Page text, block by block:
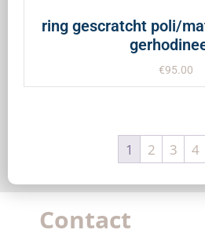
ring gescratcht poli/
€95.00
1 2 3 4
Contact